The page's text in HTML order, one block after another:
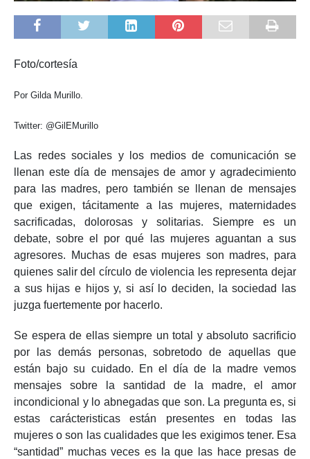
Foto/cortesía
Por Gilda Murillo.
Twitter: @GilEMurillo
Las redes sociales y los medios de comunicación se
llenan este día de mensajes de amor y agradecimiento
para las madres, pero también se llenan de mensajes
que exigen, tácitamente a las mujeres, maternidades
sacrificadas, dolorosas y solitarias. Siempre es un
debate, sobre el por qué las mujeres aguantan a sus
agresores. Muchas de esas mujeres son madres, para
quienes salir del círculo de violencia les representa dejar
a sus hijas e hijos y, si así lo deciden, la sociedad las
juzga fuertemente por hacerlo.
Se espera de ellas siempre un total y absoluto sacrificio
por las demás personas, sobretodo de aquellas que
están bajo su cuidado. En el día de la madre vemos
mensajes sobre la santidad de la madre, el amor
incondicional y lo abnegadas que son. La pregunta es, si
estas carácteristicas están presentes en todas las
mujeres o son las cualidades que les exigimos tener. Esa
“santidad” muchas veces es la que las hace presas de